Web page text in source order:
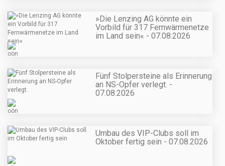
»Die Lenzing AG könnte ein
Vorbild für 317 Fernwärmenetze
im Land sein« - 07.08.2026
Fünf Stolpersteine als Erinnerung
an NS-Opfer verlegt. -
07.08.2026
Umbau des VIP-Clubs soll im
Oktober fertig sein - 07.08.2026